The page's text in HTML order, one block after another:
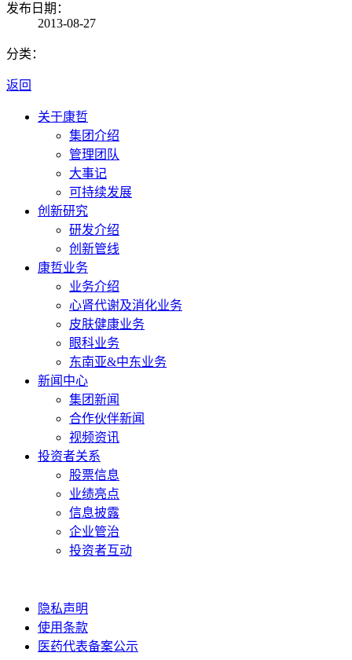
发布日期：
2013-08-27
分类：
返回
关于康哲
集团介绍
管理团队
大事记
可持续发展
创新研究
研发介绍
创新管线
康哲业务
业务介绍
心肾代谢及消化业务
皮肤健康业务
眼科业务
东南亚&中东业务
新闻中心
集团新闻
合作伙伴新闻
视频资讯
投资者关系
股票信息
业绩亮点
信息披露
企业管治
投资者互动
隐私声明
使用条款
医药代表备案公示